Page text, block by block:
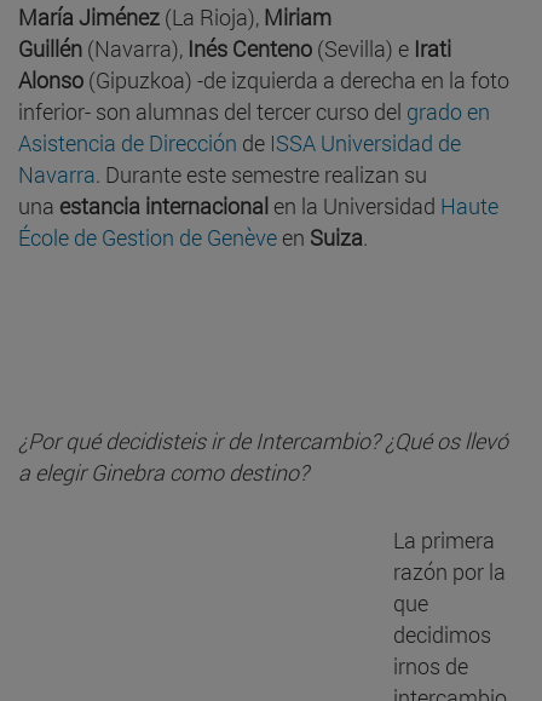
María Jiménez (La Rioja), Miriam
Guillén (Navarra), Inés Centeno (Sevilla) e Irati
Alonso (Gipuzkoa) -de izquierda a derecha en la foto
inferior- son alumnas del tercer curso del grado en
Asistencia de Dirección de ISSA Universidad de
Navarra. Durante este semestre realizan su
una estancia internacional en la Universidad Haute
École de Gestion de Genève en Suiza.
¿Por qué decidisteis ir de Intercambio? ¿Qué os llevó
a elegir Ginebra como destino?
La primera
razón por la
que
decidimos
irnos de